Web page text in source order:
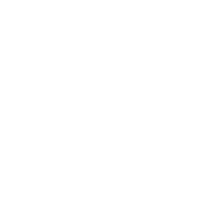
használhatnak. A